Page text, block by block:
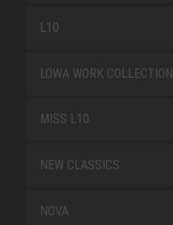
L10
LOWA WORK COLLECTION
MISS L10
NEW CLASSICS
NOVA